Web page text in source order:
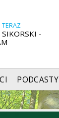
TERAZ
SIKORSKI -
PODCASTY